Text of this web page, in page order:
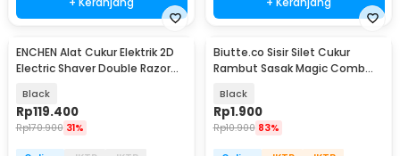
ENCHEN Alat Cukur Elektrik 2D
Electric Shaver Double Razor
Black
Rp119.400
Rp170.900 31%
Biutte.co Sisir Silet Cukur
Rambut Sasak Magic Comb
Black
Rp1.900
Rp10.900 83%